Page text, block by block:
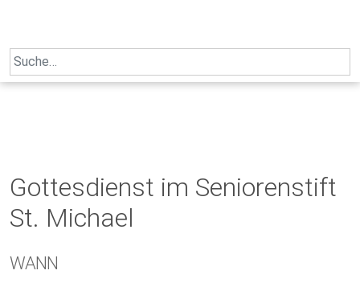
Search
for:
Gottesdienst im Seniorenstift
St. Michael
WANN